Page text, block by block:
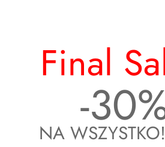
Final
-
NA WSZYSTKO!